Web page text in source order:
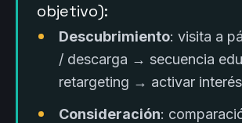
objetivo):
Descubrimiento: visita a
/ descarga → secuencia
retargeting → activar interés
Consideración: